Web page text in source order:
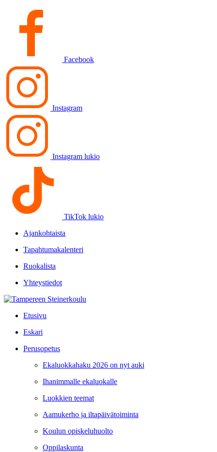
Facebook
Instagram
Instagram lukio
TikTok lukio
Ajankohtaista
Tapahtumakalenteri
Ruokalista
Yhteystiedot
Etusivu
Eskari
Perusopetus
Ekaluokkahaku 2026 on nyt auki
Ihanimmalle ekaluokalle
Luokkien teemat
Aamukerho ja iltapäivätoiminta
Koulun opiskeluhuolto
Oppilaskunta